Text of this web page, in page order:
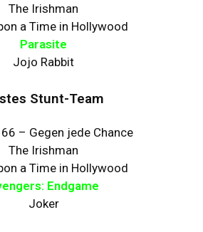
The Irishman
a Time in Hollywood
Parasite
Jojo Rabbit
Stunt-Team
– Gegen jede Chance
The Irishman
a Time in Hollywood
Endgame
Joker